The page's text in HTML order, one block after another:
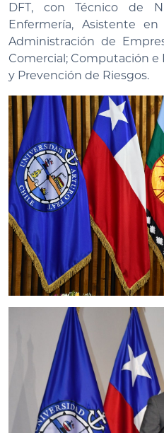
DFT, con Técnico de
Enfermería, Asistente
Administración de
Comercial; Computación
y Prevención de Riesgos.